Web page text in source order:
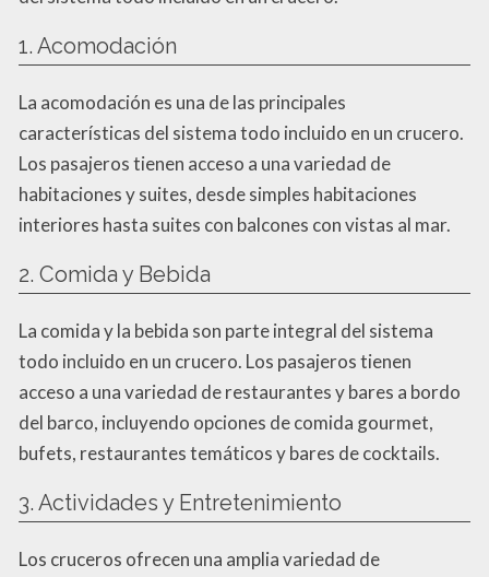
1. Acomodación
La acomodación es una de las principales
características del sistema todo incluido en un crucero.
Los pasajeros tienen acceso a una variedad de
habitaciones y suites, desde simples habitaciones
interiores hasta suites con balcones con vistas al mar.
2. Comida y Bebida
La comida y la bebida son parte integral del sistema
todo incluido en un crucero. Los pasajeros tienen
acceso a una variedad de restaurantes y bares a bordo
del barco, incluyendo opciones de comida gourmet,
bufets, restaurantes temáticos y bares de cocktails.
3. Actividades y Entretenimiento
Los cruceros ofrecen una amplia variedad de